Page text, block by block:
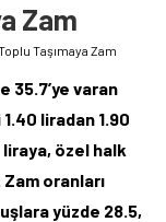
Zam
Taşımaya Zam
35.7’ye varan
liradan 1.90
özel halk
oranları
yüzde 28.5,